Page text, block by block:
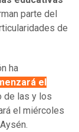
parte del
de
ha
el
de las y los
el miércoles